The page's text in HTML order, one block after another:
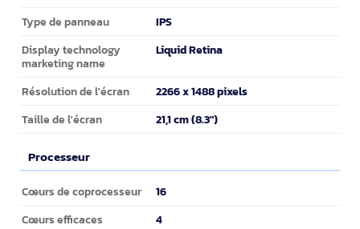
Type de panneau IPS
Display technology
marketing name
Liquid Retina
Résolution de l'écran 2266 x 1488 pixels
Taille de l'écran 21,1 cm (8.3")
Processeur
Processeur
Cœurs de coprocesseur 16
Cœurs efficaces 4